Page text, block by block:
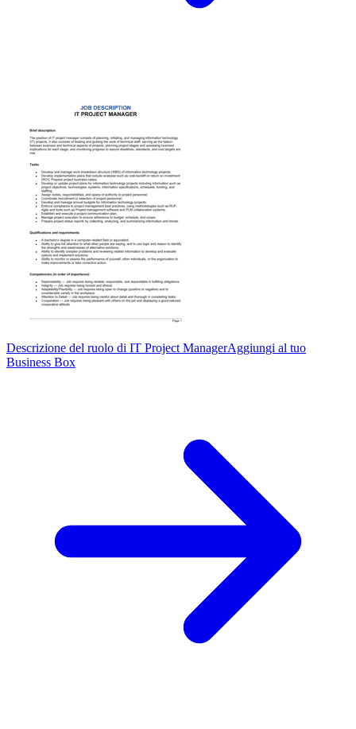
Descrizione del ruolo di IT Project ManagerAggiungi al tuo
Business Box